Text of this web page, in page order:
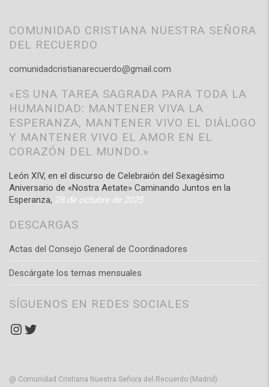
COMUNIDAD CRISTIANA NUESTRA SEÑORA
DEL RECUERDO
comunidadcristianarecuerdo@gmail.com
«ES UNA TAREA SAGRADA PARA TODA LA
HUMANIDAD: MANTENER VIVA LA
ESPERANZA, MANTENER VIVO EL DIÁLOGO
Y MANTENER VIVO EL AMOR EN EL
CORAZÓN DEL MUNDO.»
León XIV, en el discurso de Celebraión del Sexagésimo
Aniversario de «Nostra Aetate» Caminando Juntos en la
Esperanza, 28 de octubre de 2025
DESCARGAS
Actas del Consejo General de Coordinadores
Descárgate los temas mensuales
SÍGUENOS EN REDES SOCIALES
Instagram
Twitter
@ Comunidad Cristiana Nuestra Señora del Recuerdo (Madrid)